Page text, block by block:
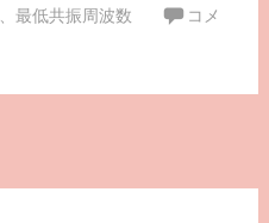
最低共振周波数
コメ